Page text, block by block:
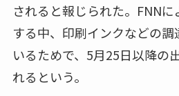
されると報じられた。FNN
する中、印刷インクなどの
いるためで、5月25日以降の
れるという。